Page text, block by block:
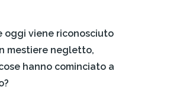
oggi viene riconosciuto
mestiere negletto,
hanno cominciato a